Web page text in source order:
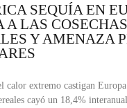
SEQUÍA EN
A LAS
Y AMENAZA
calor extremo castigan
cayó un 18,4%